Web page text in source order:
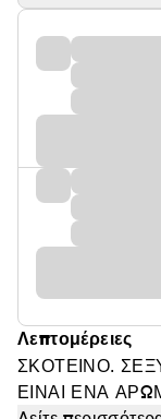
Λεπτομέρειες
ΣΚΟΤΕΙΝΟ.
ΕΙΝΑΙ ΕΝΑ